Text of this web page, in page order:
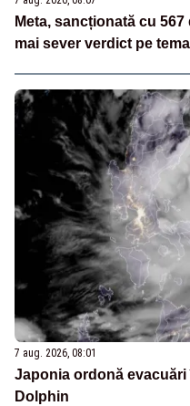
Meta, sancționată cu
mai sever verdict pe
7 aug. 2026, 08:01
Japonia ordonă
Dolphin